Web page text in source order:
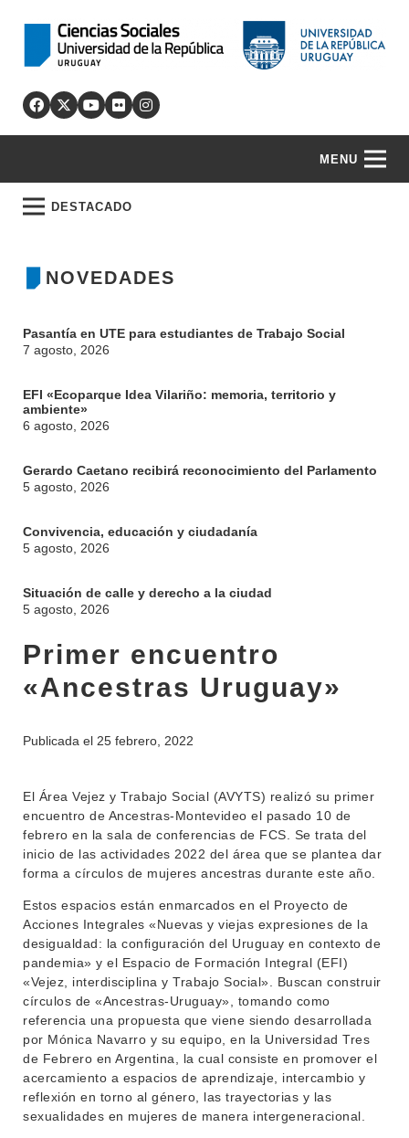
MENU
DEPARTAMENTOS
INVESTIGACIÓN
EXTENSIÓN
LLAMADOS
NOTICIAS
CONTACTO
DESTACADO
OFERTA DE GRADO
POSGRADOS
BIBLIOTECA
NOVEDADES
Pasantía en UTE para estudiantes de Trabajo Social
7 agosto, 2026
EFI «Ecoparque Idea Vilariño: memoria, territorio y
ambiente»
6 agosto, 2026
Gerardo Caetano recibirá reconocimiento del Parlamento
5 agosto, 2026
Convivencia, educación y ciudadanía
5 agosto, 2026
Situación de calle y derecho a la ciudad
5 agosto, 2026
Primer encuentro
«Ancestras Uruguay»
Publicada el 25 febrero, 2022
El Área Vejez y Trabajo Social (AVYTS) realizó su primer
encuentro de Ancestras-Montevideo el pasado 10 de
febrero en la sala de conferencias de FCS. Se trata del
inicio de las actividades 2022 del área que se plantea dar
forma a círculos de mujeres ancestras durante este año.
Estos espacios están enmarcados en el Proyecto de
Acciones Integrales «Nuevas y viejas expresiones de la
desigualdad: la configuración del Uruguay en contexto de
pandemia» y el Espacio de Formación Integral (EFI)
«Vejez, interdisciplina y Trabajo Social». Buscan construir
círculos de «Ancestras-Uruguay», tomando como
referencia una propuesta que viene siendo desarrollada
por Mónica Navarro y su equipo, en la Universidad Tres
de Febrero en Argentina, la cual consiste en promover el
acercamiento a espacios de aprendizaje, intercambio y
reflexión en torno al género, las trayectorias y las
sexualidades en mujeres de manera intergeneracional.